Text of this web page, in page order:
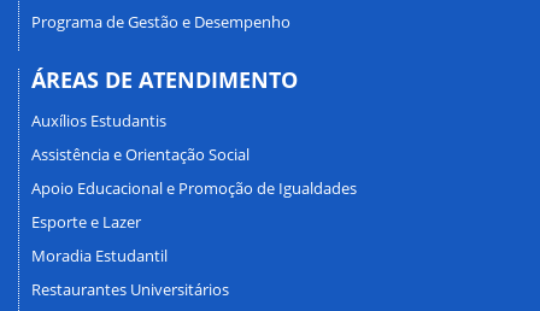
Programa de Gestão e Desempenho
ÁREAS DE ATENDIMENTO
Auxílios Estudantis
Assistência e Orientação Social
Apoio Educacional e Promoção de Igualdades
Esporte e Lazer
Moradia Estudantil
Restaurantes Universitários